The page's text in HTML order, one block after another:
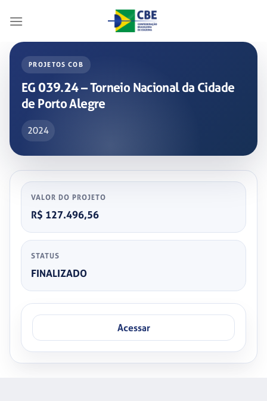
PROJETOS COB
EG 039.24 – Torneio Nacional da Cidade
de Porto Alegre
2024
VALOR DO PROJETO
R$ 127.496,56
STATUS
FINALIZADO
Acessar